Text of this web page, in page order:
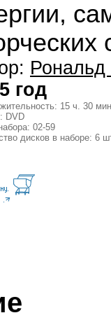
Рональд
год
15 ч. 30
DVD
02-59
дисков в наборе: 6